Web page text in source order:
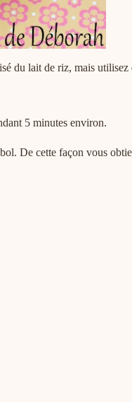
du lait de riz, mais
5 minutes environ.
De cette façon vous